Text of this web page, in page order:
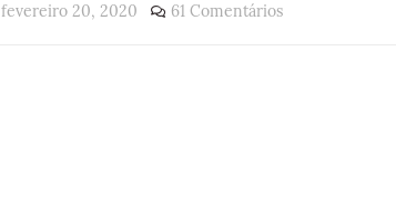
fevereiro 20, 2020 61 Comentários